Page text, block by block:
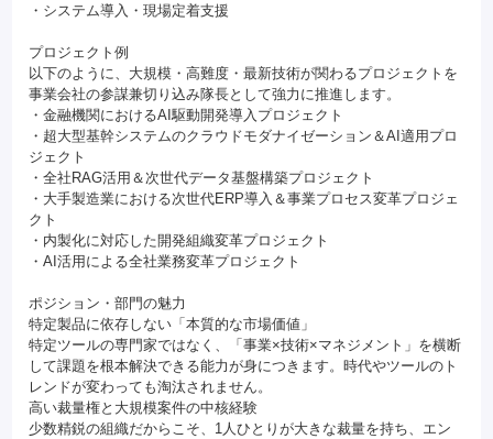
・システム導入・現場定着支援
プロジェクト例
以下のように、大規模・高難度・最新技術が関わるプロジェクトを
事業会社の参謀兼切り込み隊長として強力に推進します。
・金融機関におけるAI駆動開発導入プロジェクト
・超大型基幹システムのクラウドモダナイゼーション＆AI適用プロ
ジェクト
・全社RAG活用＆次世代データ基盤構築プロジェクト
・大手製造業における次世代ERP導入＆事業プロセス変革プロジェ
クト
・内製化に対応した開発組織変革プロジェクト
・AI活用による全社業務変革プロジェクト
ポジション・部門の魅力
特定製品に依存しない「本質的な市場価値」
特定ツールの専門家ではなく、「事業×技術×マネジメント」を横断
して課題を根本解決できる能力が身につきます。時代やツールのト
レンドが変わっても淘汰されません。
高い裁量権と大規模案件の中核経験
少数精鋭の組織だからこそ、1人ひとりが大きな裁量を持ち、エン